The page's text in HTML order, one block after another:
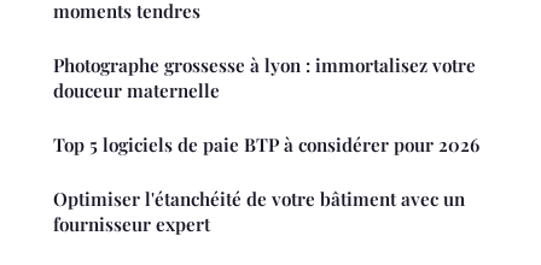
moments tendres
Photographe grossesse à lyon : immortalisez votre
douceur maternelle
Top 5 logiciels de paie BTP à considérer pour 2026
Optimiser l'étanchéité de votre bâtiment avec un
fournisseur expert